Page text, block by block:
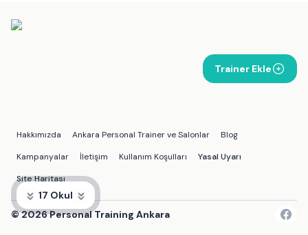
17 Okul
Trainer Ekle
Hakkımızda Ankara Personal Trainer ve Salonlar
Blog
Kampanyalar
İletişim Kullanım Koşulları
Yasal Uyarı
Site Haritası
©2026Personal Training Ankara